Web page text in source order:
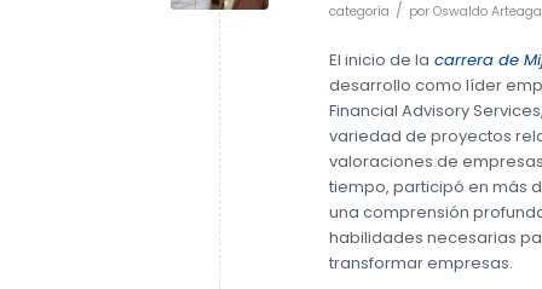
categoría / por Oswaldo Arteaga
El inicio de la carrera de
desarrollo como líder
Financial Advisory
variedad de proyectos
valoraciones de
tiempo, participó en más
una comprensión
habilidades necesarias
transformar empresas.